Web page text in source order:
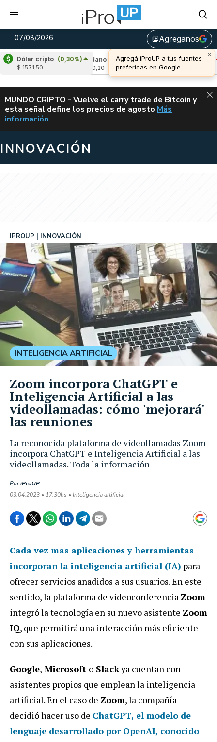
07/08/2026 library_addAgreganos
×
Agregá iProUP a tus fuentes
preferidas en Google
Dólar cripto (0,30%)
$ 1571,50
Cardano
(6,87%)
Avalanche (-
u$s 6,42
ALERTA
MUNDO CRIPTO - Vuelve el carry trade de Bitcoin y
esta señal define los precios de agosto VUELVE EL
Más
información
INNOVACIÓN
La reconocida plataforma de videollamadas Zoom
incorpora ChatGPT e Inteligencia Artificial a las
videollamadas. Toda la información
IPROUP INNOVACIÓN
PoriProUP
03.04.2023 • 17:30hs • Inteligencia artificial
INTELIGENCIA ARTIFICIAL
Zoom incorpora ChatGPT e
Inteligencia Artificial a las
videollamadas: cómo 'mejorará'
las reuniones
Cada vez mas aplicaciones y herramientas
incorporan la inteligencia artificial (IA) para
ofrecer servicios añadidos a sus usuarios. En este
sentido, la plataforma de videoconferencia Zoom
integró la tecnología en su nuevo asistente Zoom
IQ, que permitirá una interacción más eficiente
con sus aplicaciones.
Google, Microsoft o Slackya cuentan con
asistentes propios que emplean la inteligencia
artificial. En el caso de Zoom, la compañía
decidió hacer uso de ChatGPT, el modelo de
lenguaje desarrollado por OpenAI, conocido